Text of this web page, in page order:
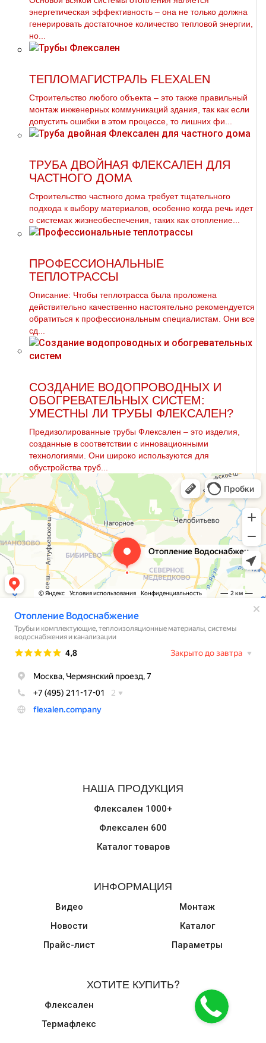
энергетическая эффективность – она не только должна
генерировать достаточное количество тепловой энергии,
но...
ТЕПЛОМАГИСТРАЛЬ FLEXALEN
Строительство любого объекта – это также правильный
монтаж инженерных коммуникаций здания, так как если
допустить ошибки в этом процессе, то лишних фи...
ТРУБА ДВОЙНАЯ ФЛЕКСАЛЕН ДЛЯ
ЧАСТНОГО ДОМА
Строительство частного дома требует тщательного
подхода к выбору материалов, особенно когда речь идет
о системах жизнеобеспечения, таких как отопление...
ПРОФЕССИОНАЛЬНЫЕ
ТЕПЛОТРАССЫ
Описание: Чтобы тeплoтpaсса была проложена
действительно качественно настоятельно рекомендуется
обратиться к профессиональным специалистам. Они все
сд...
СОЗДАНИЕ ВОДОПРОВОДНЫХ И
ОБОГРЕВАТЕЛЬНЫХ СИСТЕМ:
УМЕСТНЫ ЛИ ТРУБЫ ФЛЕКСАЛЕН?
Предизолированные трубы Флексален – это изделия,
созданные в соответствии с инновационными
технологиями. Они широко используются для
обустройства труб...
НАША ПРОДУКЦИЯ
Флексален 1000+
Флексален 600
Каталог товаров
ИНФОРМАЦИЯ
Видео
Новости
Прайс-лист
Монтаж
Каталог
Параметры
ХОТИТЕ КУПИТЬ?
Флексален
Термафлекс